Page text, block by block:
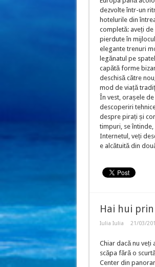
dezvolte într-un
hotelurile din
completă: aveți
pierdute în
elegante trenuri
legănatul pe
capătă forme
deschisă către
mod de viață
În vest, orașele
descoperiri
despre pirați și
timpuri, se
Internetul, veți
e alcătuită din
Hai hui
Iulia Iulia 21/03/
Chiar dacă nu veți
scăpa fără o
Center din